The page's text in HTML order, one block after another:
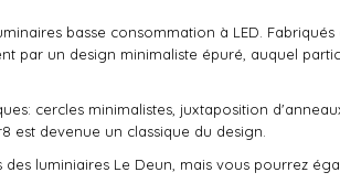
basse consommation à LED.
par un design minimaliste épuré, auquel
cercles minimalistes, juxtaposition
est devenue un classique du design.
luminiaires Le Deun, mais vous pourrez